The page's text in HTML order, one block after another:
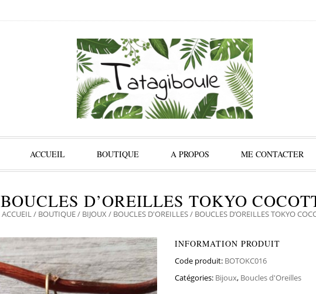
ACCUEIL BOUTIQUE A PROPOS ME CONTACTER
BOUCLES D’OREILLES TOKYO
ACCUEIL/ BOUTIQUE/ BIJOUX / BOUCLES D'OREILLES/ BOUCLES D’OREILLES TOKYO
INFORMATION PRODUIT
Code produit: BOTOKC016
Catégories: Bijoux, Boucles d'Oreilles